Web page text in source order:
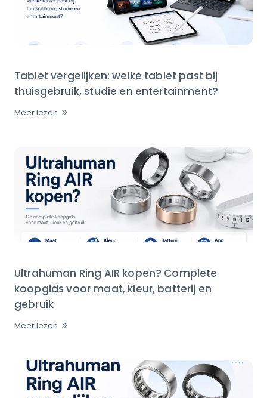
Tablet vergelijken: welke tablet past bij
thuisgebruik, studie en entertainment?
Meer lezen
Ultrahuman Ring AIR kopen? Complete
koopgids voor maat, kleur, batterij en
gebruik
Meer lezen